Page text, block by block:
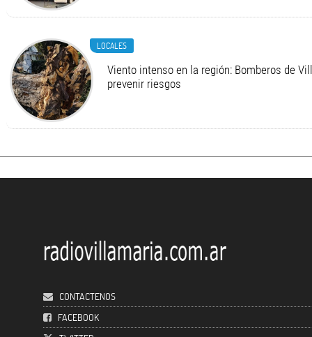
LOCALES
Viento intenso en la región: Bomberos de
prevenir riesgos
CONTACTENOS
FACEBOOK